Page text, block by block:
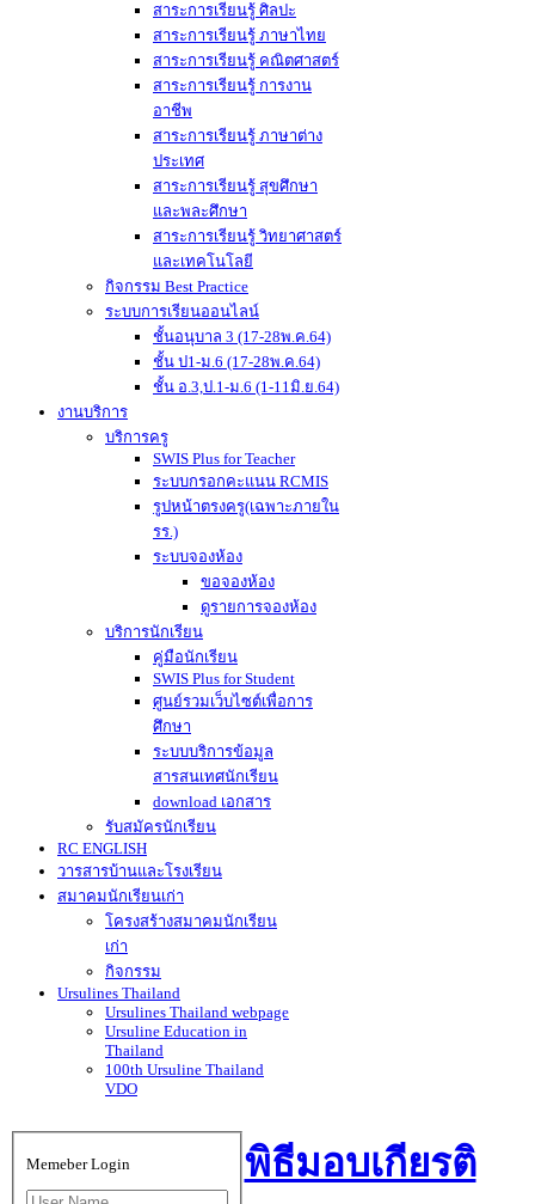
สาระการเรียนรู้ ศิลปะ
สาระการเรียนรู้ ภาษาไทย
สาระการเรียนรู้ คณิตศาสตร์
สาระการเรียนรู้ การงาน
อาชีพ
สาระการเรียนรู้ ภาษาต่าง
ประเทศ
สาระการเรียนรู้ สุขศึกษา
และพละศึกษา
สาระการเรียนรู้ วิทยาศาสตร์
และเทคโนโลยี
กิจกรรม Best Practice
ระบบการเรียนออนไลน์
ชั้นอนุบาล 3 (17-28พ.ค.64)
ชั้น ป1-ม.6 (17-28พ.ค.64)
ชั้น อ.3,ป.1-ม.6 (1-11มิ.ย.64)
งานบริการ
บริการครู
SWIS Plus for Teacher
ระบบกรอกคะแนน RCMIS
รูปหน้าตรงครู(เฉพาะภายใน
รร.)
ระบบจองห้อง
ขอจองห้อง
ดูรายการจองห้อง
บริการนักเรียน
คู่มือนักเรียน
SWIS Plus for Student
ศูนย์รวมเว็บไซต์เพื่อการ
ศึกษา
ระบบบริการข้อมูล
สารสนเทศนักเรียน
download เอกสาร
รับสมัครนักเรียน
RC ENGLISH
วารสารบ้านและโรงเรียน
สมาคมนักเรียนเก่า
โครงสร้างสมาคมนักเรียน
เก่า
กิจกรรม
Ursulines Thailand
Ursulines Thailand webpage
Ursuline Education in
Thailand
100th Ursuline Thailand
VDO
Memeber Login
พิธีมอบเกียรติ